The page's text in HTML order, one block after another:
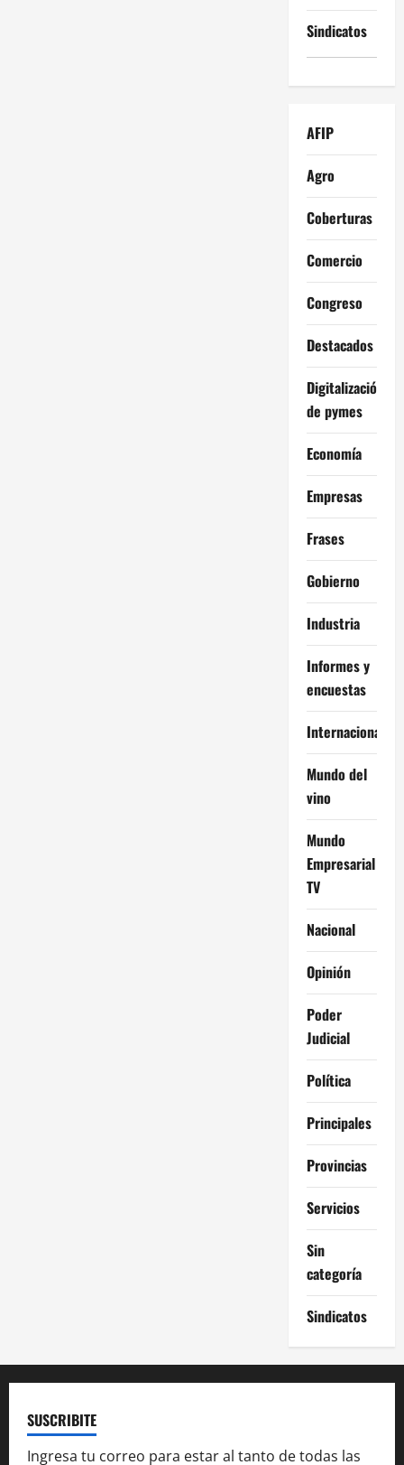
Sindicatos
AFIP
Agro
Coberturas
Comercio
Congreso
Destacados
Digitalización
de pymes
Economía
Empresas
Frases
Gobierno
Industria
Informes y
encuestas
Internacional
Mundo del
vino
Mundo
Empresarial
TV
Nacional
Opinión
Poder
Judicial
Política
Principales
Provincias
Servicios
Sin
categoría
Sindicatos
SUSCRIBITE
Ingresa tu correo para estar al tanto de todas las